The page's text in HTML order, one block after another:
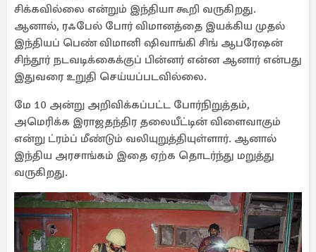
சிக்கவில்லை என்றும் இந்தியா கூறி வருகிறது.
ஆனால், ரஃபேல் போர் விமானத்தை இயக்கிய முதல்
இந்தியப் பெண் விமானி ஷிவாங்கி சிங் ஆபரேஷன்
சிந்தூர் நடவடிக்கைக்குப் பின்னர் என்ன ஆனார் என்பது
இதுவரை உறுதி செய்யப்படவில்லை.
மே 10 அன்று அறிவிக்கப்பட்ட போர்நிறுத்தம்,
அமெரிக்க இராஜதந்திர தலையீட்டின் விளைவாகும்
என்று ட்ரம்ப் மீண்டும் வலியுறுத்தியுள்ளார். ஆனால்
இந்திய அரசாங்கம் இதை ஏற்க தொடர்ந்து மறுத்து
வருகிறது.